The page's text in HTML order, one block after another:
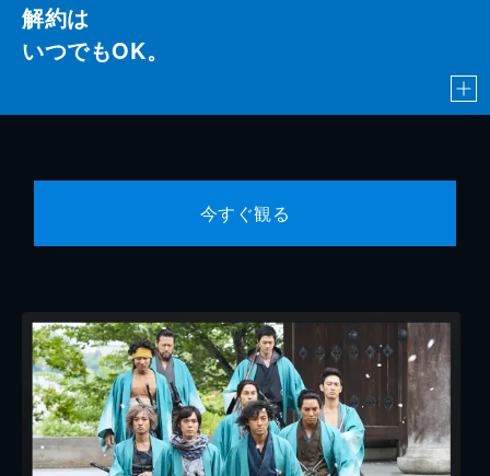
解約は
いつでもOK。
今すぐ観る